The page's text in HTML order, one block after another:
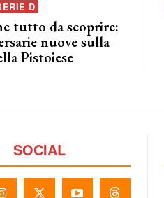
D
tutto da scoprire:
nuove sulla
Pistoiese
SOCIAL